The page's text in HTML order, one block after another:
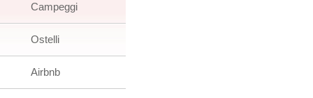
Campeggi
Ostelli
Airbnb